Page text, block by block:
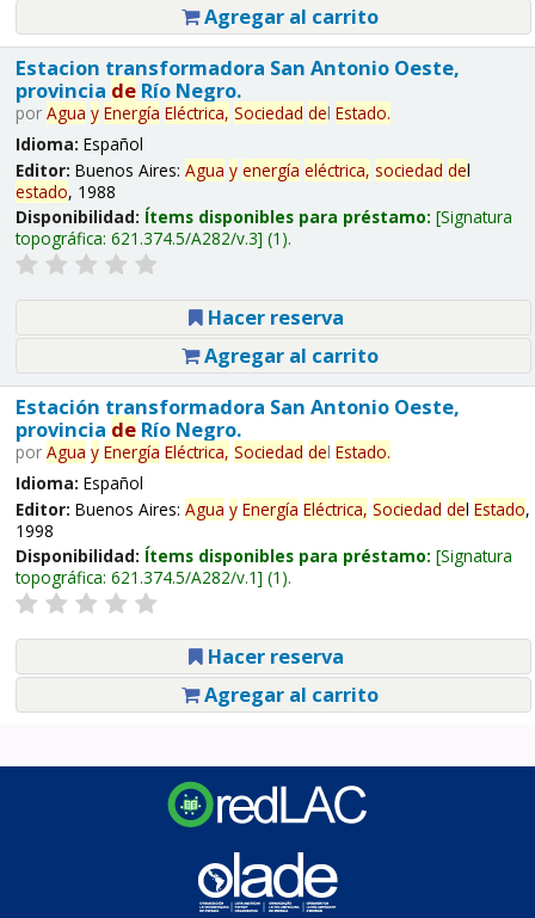
Agregar al carrito
Estacion transformadora San Antonio Oeste,
provincia deRío Negro.
por Agua y Energía Eléctrica, Sociedad del Estado.
Idioma: Español
Editor: Buenos Aires: Agua y energía eléctrica, sociedad del
estado, 1988
Disponibilidad: Ítems disponibles para préstamo: Signatura
topográfica: 621.374.5/A282/v.3 (1).
Hacer reserva
Agregar al carrito
Estación transformadora San Antonio Oeste,
provincia deRío Negro.
por Agua y Energía Eléctrica, Sociedad del Estado.
Idioma: Español
Editor: Buenos Aires: Agua y Energía Eléctrica, Sociedad del Estado,
1998
Disponibilidad: Ítems disponibles para préstamo: Signatura
topográfica: 621.374.5/A282/v.1 (1).
Hacer reserva
Agregar al carrito